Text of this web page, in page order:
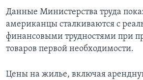
Данные Министерства труда
американцы сталкиваются с
финансовыми трудностями при
товаров первой необходимости.
Цены на жилье, включая